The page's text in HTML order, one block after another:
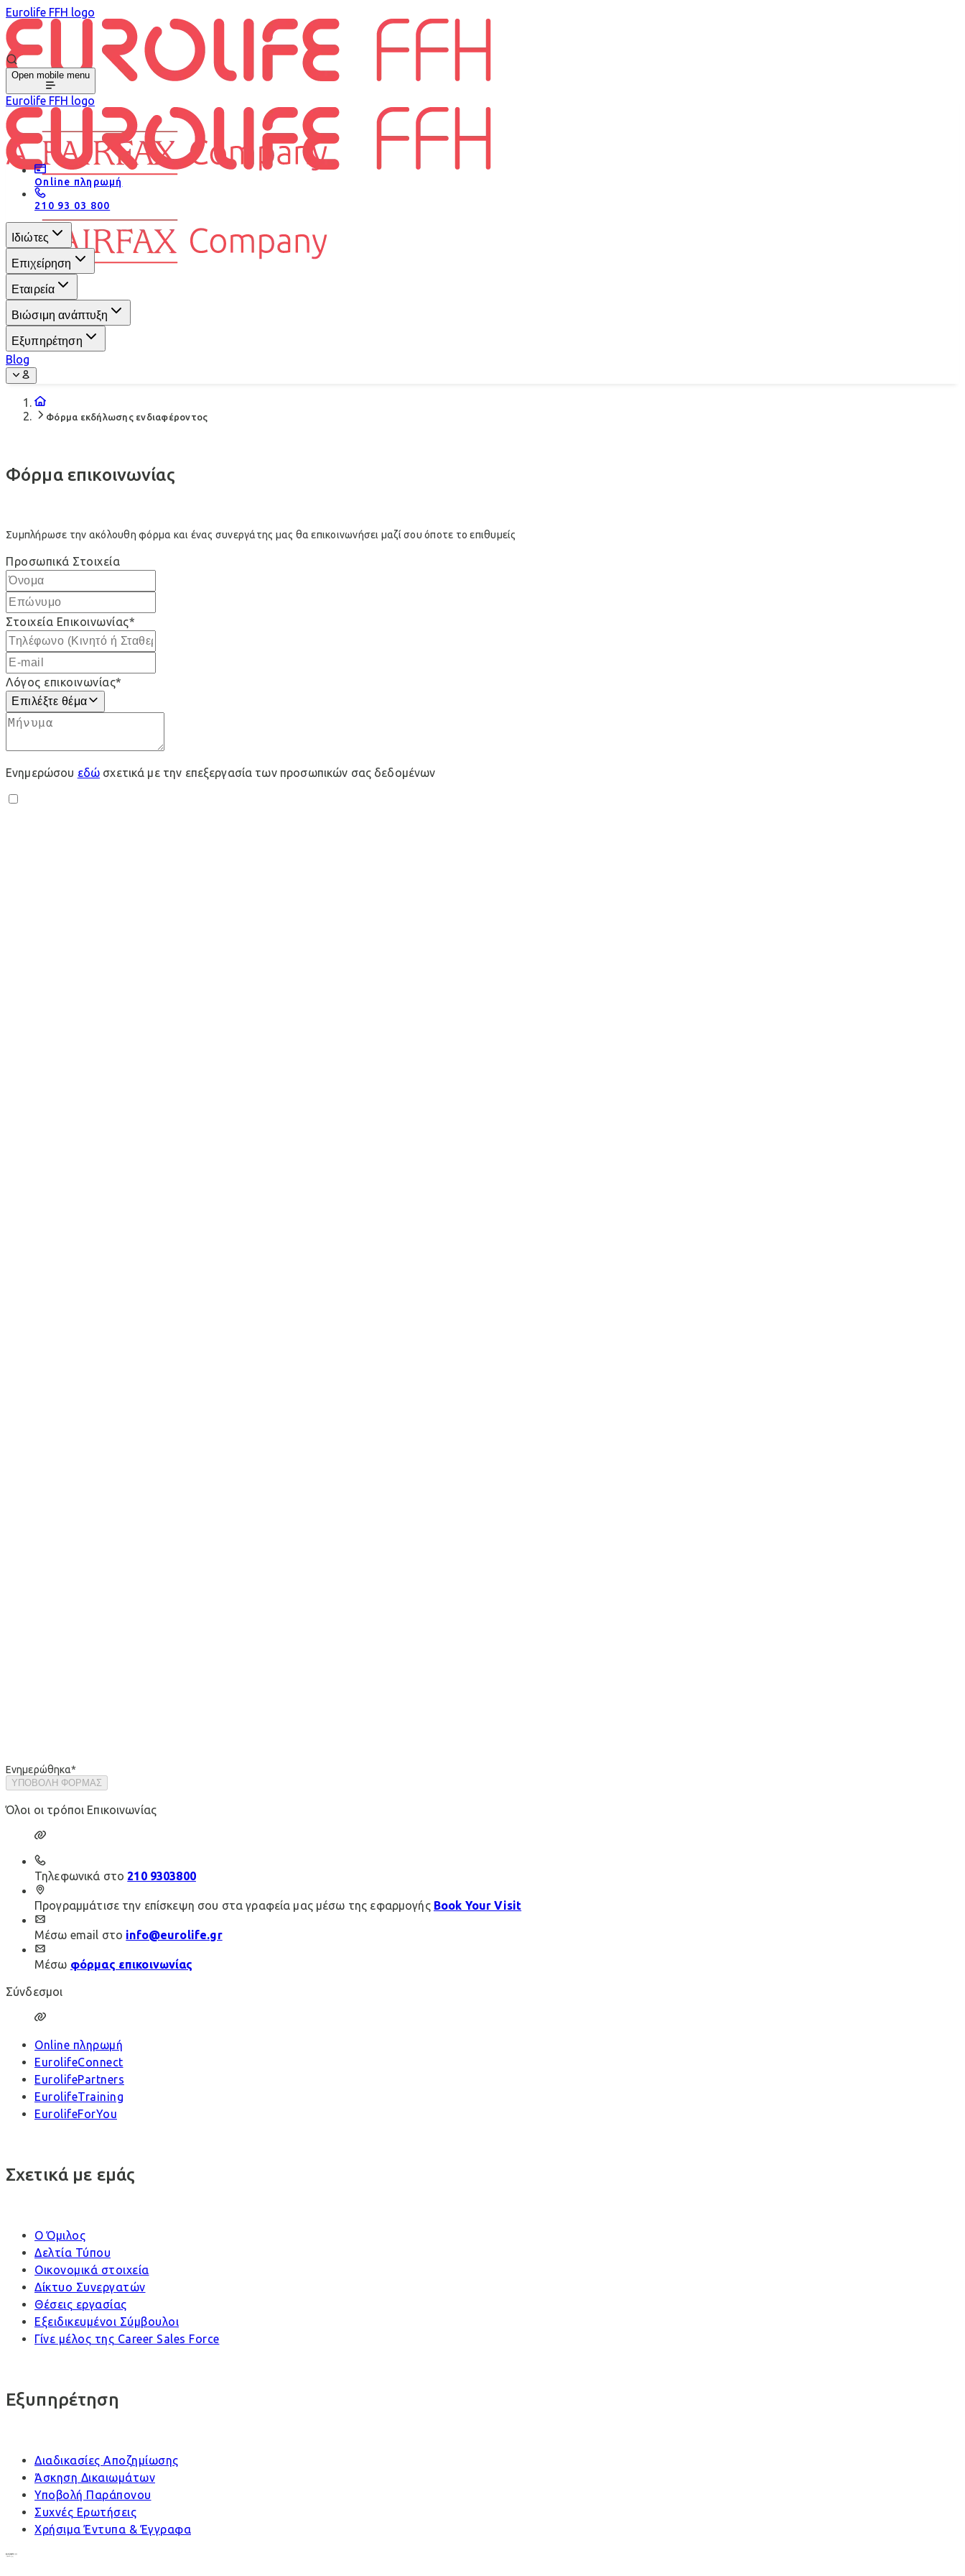
Eurolife FFH logo
Open mobile menu
Eurolife FFH logo
Online πληρωμή
210 93 03 800
Ιδιώτες
Επιχείρηση
Εταιρεία
Βιώσιμη ανάπτυξη
Εξυπηρέτηση
Blog
Φόρμα εκδήλωσης ενδιαφέροντος
Φόρμα επικοινωνίας
Συμπλήρωσε την ακόλουθη φόρμα και ένας συνεργάτης μας θα επικοινωνήσει μαζί σου όποτε το επιθυμείς
Προσωπικά Στοιχεία
Στοιχεία Επικοινωνίας*
Λόγος επικοινωνίας*
Επιλέξτε θέμα
Ενημερώσου εδώ σχετικά με την επεξεργασία των προσωπικών σας δεδομένων
Ενημερώθηκα*
ΥΠΟΒΟΛΗ ΦΟΡΜΑΣ
Όλοι οι τρόποι Επικοινωνίας
Τηλεφωνικά στο 210 9303800
Προγραμμάτισε την επίσκεψη σου στα γραφεία μας μέσω της εφαρμογής Book Your Visit
Μέσω email στο info@eurolife.gr
Μέσω φόρμας επικοινωνίας
Σύνδεσμοι
Online πληρωμή
EurolifeConnect
EurolifePartners
EurolifeTraining
EurolifeForYou
Σχετικά με εμάς
Ο Όμιλος
Δελτία Τύπου
Οικονομικά στοιχεία
Δίκτυο Συνεργατών
Θέσεις εργασίας
Εξειδικευμένοι Σύμβουλοι
Γίνε μέλος της Career Sales Force
Εξυπηρέτηση
Διαδικασίες Αποζημίωσης
Άσκηση Δικαιωμάτων
Υποβολή Παράπονου
Συχνές Ερωτήσεις
Χρήσιμα Έντυπα & Έγγραφα